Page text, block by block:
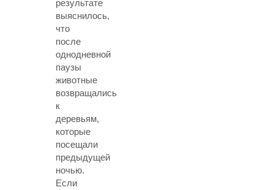
результате
выяснилось,
что
после
однодневной
паузы
животные
возвращались
к
деревьям,
которые
посещали
предыдущей
ночью.
Если